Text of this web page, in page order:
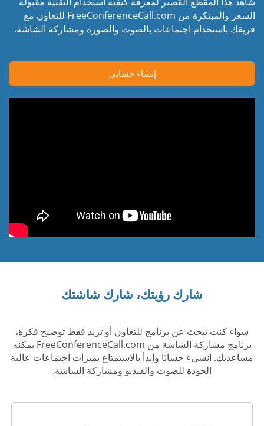
السعر والمبتكرة من FreeConferenceCall.com للتعاون مع
فريقك باستخدام اجتماعات بالصوت والصورة ومشاركة الشاشة.
إنشاء حسابي
شارك رؤيتك، شارك شاشتك
سواء كنت تبحث عن برنامج للتعاون أو تريد فقط توضيح فكرة،
برنامج مشاركة الشاشة من FreeConferenceCall.com يمكنه
مساعدتك. انشىء حسابًا وابدأ بالاستمتاع بميزات اجتماعات عالية
الجودة للصوت والفيديو ومشاركة الشاشة.